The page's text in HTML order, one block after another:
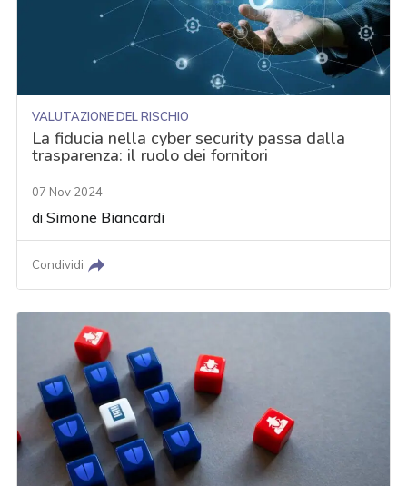
VALUTAZIONE DEL RISCHIO
La fiducia nella cyber security passa dalla
trasparenza: il ruolo dei fornitori
07 Nov 2024
diSimone Biancardi
Condividi